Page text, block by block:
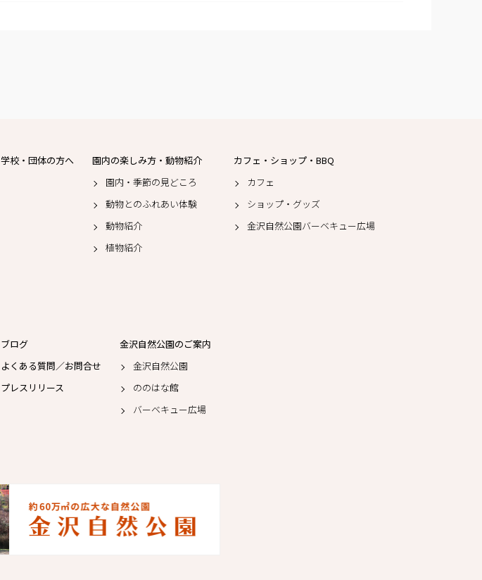
学校・団体の方へ
園内の楽しみ方・動物紹介
園内・季節の見どころ
動物とのふれあい体験
動物紹介
植物紹介
カフェ・ショップ・BBQ
カフェ
ショップ・グッズ
金沢自然公園バーベキュー広場
ブログ
よくある質問／お問合せ
プレスリリース
金沢自然公園のご案内
金沢自然公園
ののはな館
バーベキュー広場